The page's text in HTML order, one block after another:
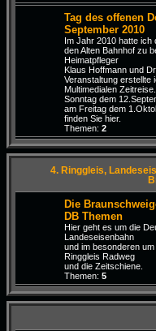
Tag des offenen
September 2010
Im Jahr 2010 hatte ich
den Alten Bahnhof zu
Heimatpfleger
Klaus Hoffmann und
Veranstaltung erstellte
Multimedialen
Sonntag dem
am Freitag dem
finden Sie hier.
Themen: 2
4. Ringgleis,
Die
DB Themen
Hier geht es um die
Landeseisenbahn
und im besonderen
Ringgleis Radweg
und die Zeitschiene.
Themen: 5